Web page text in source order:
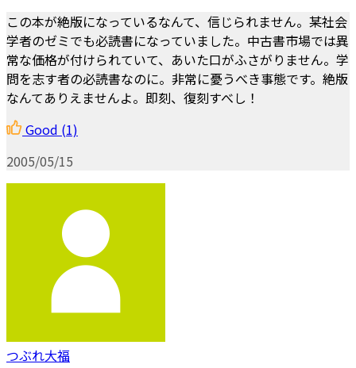
この本が絶版になっているなんて、信じられません。某社会
学者のゼミでも必読書になっていました。中古書市場では異
常な価格が付けられていて、あいた口がふさがりません。学
問を志す者の必読書なのに。非常に憂うべき事態です。絶版
なんてありえませんよ。即刻、復刻すべし！
Good (1)
2005/05/15
つぶれ大福